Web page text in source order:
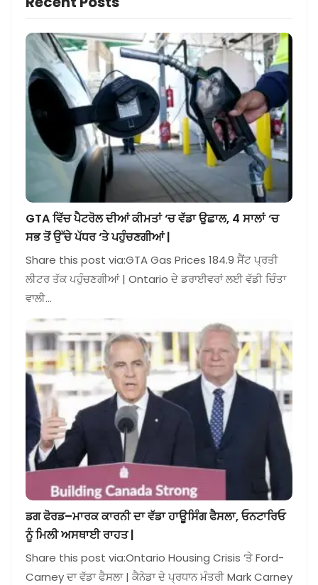
GTA ਵਿੱਚ ਪੈਟਰੋਲ ਦੀਆਂ ਕੀਮਤਾਂ ‘ਚ ਵੱਡਾ ਉਛਾਲ, 4 ਸਾਲਾਂ ‘ਚ
ਸਭ ਤੋਂ ਉੱਚੇ ਪੱਧਰ ‘ਤੇ ਪਹੁੰਚਣਗੀਆਂ |
Share this post via:GTA Gas Prices 184.9 ਸੈਂਟ ਪ੍ਰਤੀ
ਲੀਟਰ ਤੱਕ ਪਹੁੰਚਣਗੀਆਂ | Ontario ਦੇ ਡਰਾਈਵਰਾਂ ਲਈ ਵੱਡੀ ਚਿੰਤਾ
ਵਾਲੀ…
ਡਗ ਫੋਰਡ–ਮਾਰਕ ਕਾਰਨੀ ਦਾ ਵੱਡਾ ਹਾਊਸਿੰਗ ਫੈਸਲਾ, ਓਨਟਾਰਿਓ
ਨੂੰ ਮਿਲੀ ਅਸਥਾਈ ਰਾਹਤ |
Share this post via:Ontario Housing Crisis ‘ਤੇ Ford-
Carney ਦਾ ਵੱਡਾ ਫੈਸਲਾ | ਕੈਨੇਡਾ ਦੇ ਪ੍ਰਧਾਨ ਮੰਤਰੀ Mark Carney